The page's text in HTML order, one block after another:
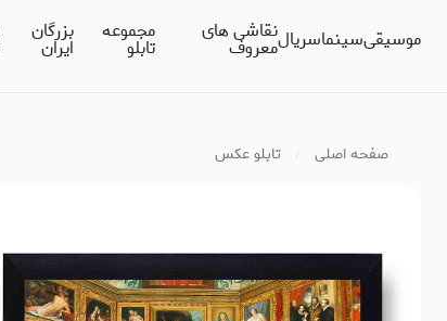
موسیقیسینماسریالنقاشی های
معروف
مجموعه
تابلو
بزرگان
ایران
صفحه اصلی تابلو عکس